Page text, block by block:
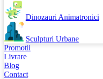
Dinozauri Animatronici
Sculpturi Urbane
Promotii
Livrare
Blog
Contact